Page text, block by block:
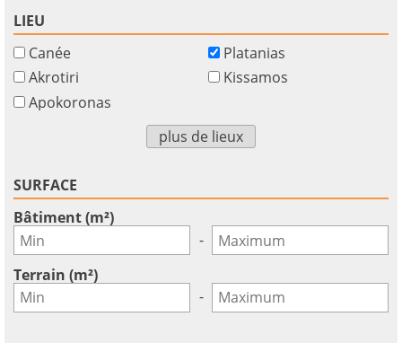
LIEU
Canée
Akrotiri
Apokoronas
Platanias
Kissamos
plus de lieux
SURFACE
Bâtiment (m²)
-
Terrain (m²)
-
Unités
USD - $
GBP - £
Sauvegarder
Ελληνικά
Français
Deutsch
plait
S'
inscrire
pour
utiliser
cette
fonctionnalité